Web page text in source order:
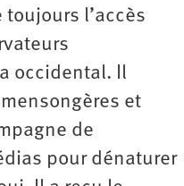
l’accès
occidental. Il
et
de
pour dénaturer